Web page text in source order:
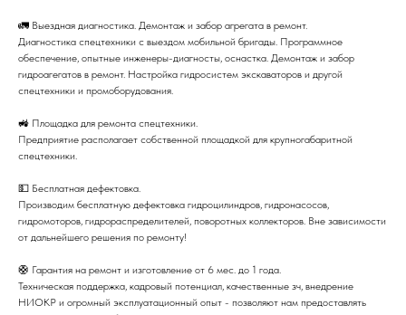
🚛 Выездная диагностика. Демонтаж и забор агрегата в ремонт.
Диагностика спецтехники с выездом мобильной бригады. Программное
обеспечение, опытные инженеры-диагносты, оснастка. Демонтаж и забор
гидроагегатов в ремонт. Настройка гидросистем экскаваторов и другой
спецтехники и промоборудования.
🚜 Площадка для ремонта спецтехники.
Предприятие располагает собственной площадкой для крупногабаритной
спецтехники.
💵 Бесплатная дефектовка.
Производим бесплатную дефектовка гидроцилиндров, гидронасосов,
гидромоторов, гидрораспределителей, поворотных коллекторов. Вне зависимости
от дальнейшего решения по ремонту!
🛟 Гарантия на ремонт и изготовление от 6 мес. до 1 года.
Техническая поддержка, кадровый потенциал, качественные зч, внедрение
НИОКР и огромный эксплуатационный опыт - позволяют нам предоставлять